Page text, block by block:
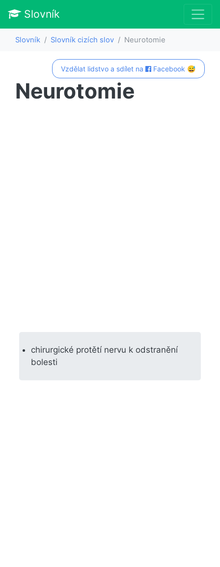
Slovník
Slovník Slovník cizích slov Neurotomie
Vzdělat lidstvo a sdílet na Facebook 😅
Neurotomie
chirurgické protětí nervu k odstranění
bolesti